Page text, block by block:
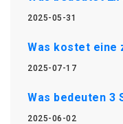
2025-05-31
Was kostet eine
2025-07-17
Was bedeuten 3
2025-06-02